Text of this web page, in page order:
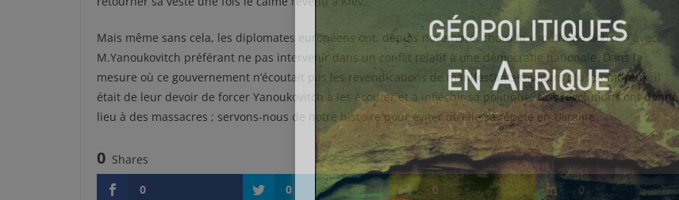
Mais même sans cela, les diplomates européens ont, depuis novembre, choisi la « méthode douce » avec
M.Yanoukovitch préférant ne pas intervenir dans un conflit relatif à une démocratie nationale. Dans la
mesure où ce gouvernement n’écoutait pas les revendications de manifestants toujours plus nombreux, il
était de leur devoir de forcer Yanoukovitch à les écouter et à infléchir sa politique. Nos révolutions ont donné
lieu à des massacres ; servons-nous de notre histoire pour éviter qu’elle se répète en Ukraine.
0 Shares
0
0 0 0